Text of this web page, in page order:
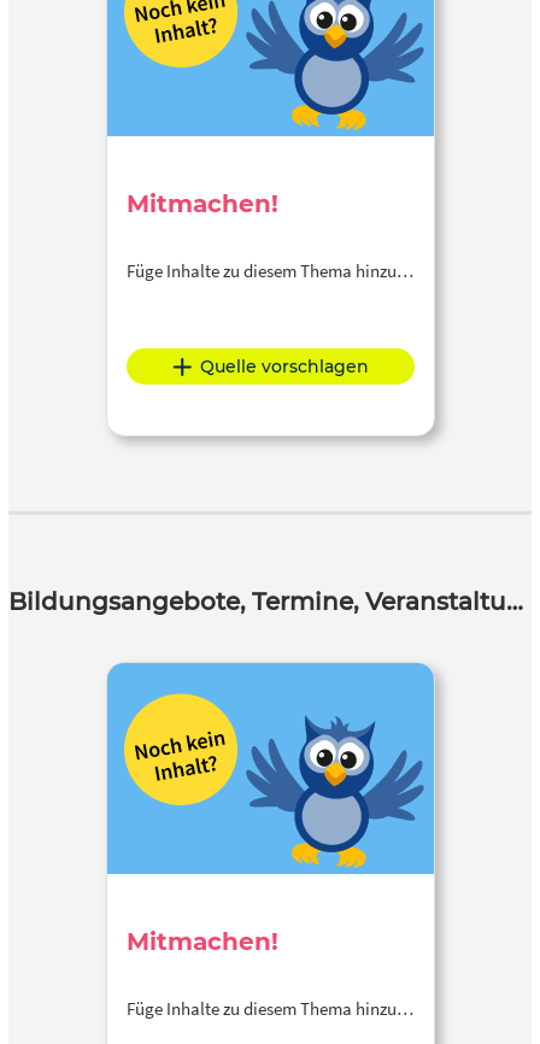
Mitmachen!
Füge Inhalte zu diesem Thema hinzu…
Quelle vorschlagen
Bildungsangebote, Termine, Veranstaltungen
Mitmachen!
Füge Inhalte zu diesem Thema hinzu…